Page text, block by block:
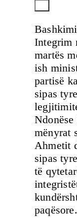
Integrim
martës
ish
partisë
sipas
mënyrat
Ahmetit
sipas
të
paqësore.